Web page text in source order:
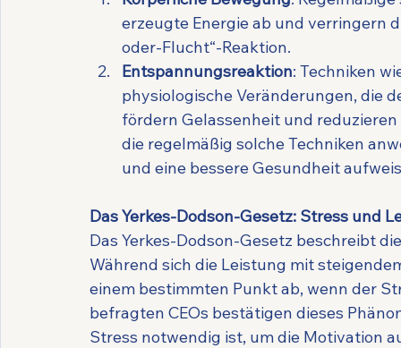
erzeugte Energie ab und verringern
oder-Flucht“-Reaktion.
Entspannungsreaktion: Techniken
physiologische Veränderungen, die
fördern Gelassenheit und
die regelmäßig solche Techniken
und eine bessere Gesundheit
Das Yerkes-Dodson-Gesetz: Stress und
Das Yerkes-Dodson-Gesetz beschreibt
Während sich die Leistung mit
einem bestimmten Punkt ab, wenn der
befragten CEOs bestätigen dieses
Stress notwendig ist, um die Motivation